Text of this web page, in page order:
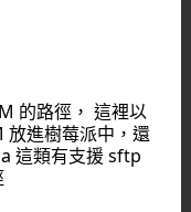
的路徑， 這裡以
放進樹莓派中，還
這類有支援 sftp